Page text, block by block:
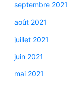
septembre 2021
août 2021
juillet 2021
juin 2021
mai 2021